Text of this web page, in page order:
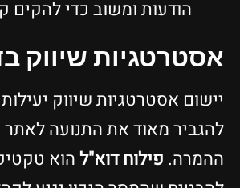
הודעות ומשוב כדי להקים
אסטרטגיות שיווק
יישום אסטרטגיות שיווק
להגביר מאוד את התנועה לאתר
ההמרה. פילוח דוא"להוא